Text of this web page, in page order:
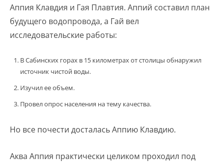
Аппия Клавдия и Гая Плавтия. Аппий составил план
будущего водопровода, а Гай вел
исследовательские работы:
В Сабинских горах в 15 километрах от столицы обнаружил
источник чистой воды.
Изучил ее объем.
Провел опрос населения на тему качества.
Но все почести досталась Аппию Клавдию.
Аква Аппия практически целиком проходил под